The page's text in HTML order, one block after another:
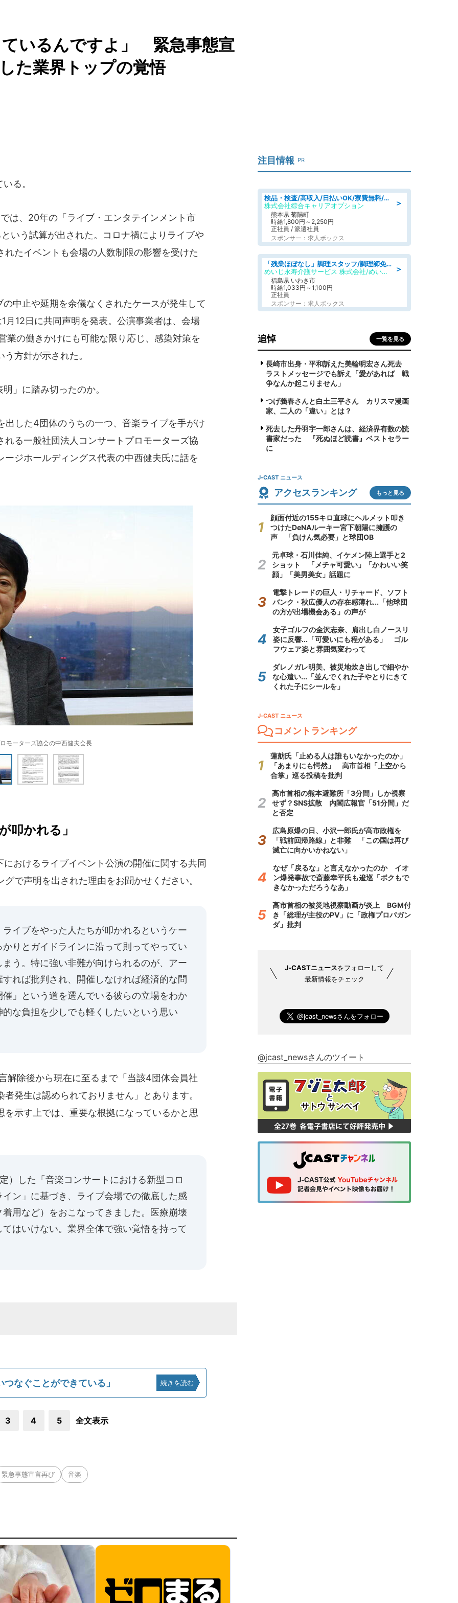
いるんですよ」 緊急事態宣
た業界トップの覚悟
る。
、20年の「ライブ・エンタテインメント市
いう試算が出された。コロナ禍によりライブや
たイベントも会場の人数制限の影響を受けた
中止や延期を余儀なくされたケースが発生して
月12日に共同声明を発表。公演事業者は、会場
業の働きかけにも可能な限り応じ、感染対策を
方針が示された。
」に踏み切ったのか。
した4団体のうちの一つ、音楽ライブを手がけ
る一般社団法人コンサートプロモーターズ協
ジホールディングス代表の中西健夫氏に話を
モーターズ協会の中西健夫会長
叩かれる」
けるライブイベント公演の開催に関する共同
で声明を出された理由をお聞かせください。
イブをやった人たちが叩かれるというケー
りとガイドラインに沿って則ってやってい
う。特に強い非難が向けられるのが、アー
れば批判され、開催しなければ経済的な問
」という道を選んでいる彼らの立場をわか
な負担を少しでも軽くしたいという思い
除後から現在に至るまで「当該4団体会員社
発生は認められておりません」とあります。
示す上では、重要な根拠になっているかと思
）した「音楽コンサートにおける新型コロ
ン」に基づき、ライブ会場での徹底した感
用など）をおこなってきました。医療崩壊
はいけない。業界全体で強い覚悟を持って
なぐことができている」 続きを読む
3 4 5 全文表示
緊急事態宣言再び 音楽
注目情報 PR
＞
検品・検査/高収入/日払いOK/寮費無料/日勤/20・30・40代活躍中
株式会社綜合キャリアオプション
熊本県 菊陽町
時給1,800円～2,250円
正社員 / 派遣社員
スポンサー：求人ボックス
＞
「残業ほぼなし」調理スタッフ/調理師免許必須/正職員/日勤のみ/住宅型有料老人ホーム
めいじ永寿介護サービス 株式会社/めいじ永寿介護サービスセンター
福島県 いわき市
時給1,033円～1,100円
正社員
スポンサー：求人ボックス
追悼 一覧を見る
長崎市出身・平和訴えた美輪明宏さん死去
ラストメッセージでも訴え「愛があれば 戦
争なんか起こりません」
つげ義春さんと白土三平さん カリスマ漫画
家、二人の「違い」とは？
死去した丹羽宇一郎さんは、経済界有数の読
書家だった 『死ぬほど読書』ベストセラー
に
J-CAST ニュース
アクセスランキング もっと見る
顔面付近の155キロ直球にヘルメット叩き
つけたDeNAルーキー宮下朝陽に擁護の
声 「負けん気必要」と球団OB
元卓球・石川佳純、イケメン陸上選手と2
ショット 「メチャ可愛い」「かわいい笑
顔」「美男美女」話題に
電撃トレードの巨人・リチャード、ソフト
バンク・秋広優人の存在感薄れ...「他球団
の方が出場機会ある」の声が
女子ゴルフの金沢志奈、肩出し白ノースリ
姿に反響...「可愛いにも程がある」 ゴル
フウェア姿と雰囲気変わって
ダレノガレ明美、被災地炊き出しで細やか
な心遣い...「並んでくれた子やとりにきて
くれた子にシールを」
J-CAST ニュース
コメントランキング
蓮舫氏「止める人は誰もいなかったのか」
「あまりにも愕然」 高市首相「上空から
合掌」巡る投稿を批判
高市首相の熊本避難所「3分間」しか視察
せず？SNS拡散 内閣広報官「51分間」だ
と否定
広島原爆の日、小沢一郎氏が高市政権を
「戦前回帰路線」と非難 「この国は再び
滅亡に向かいかねない」
なぜ「戻るな」と言えなかったのか イオ
ン爆発事故で斎藤幸平氏も逡巡「ボクもで
きなかっただろうなあ」
高市首相の被災地視察動画が炎上 BGM付
き「総理が主役のPV」に「政権プロパガン
ダ」批判
J-CASTニュースをフォローして
最新情報をチェック
@jcast_newsさんのツイート